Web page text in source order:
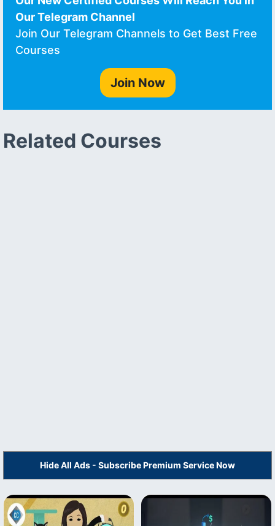
Our Telegram Channel
Join Our Telegram Channels to Get Best Free
Courses
Join Now
Related Courses
Hide All Ads - Subscribe Premium Service Now